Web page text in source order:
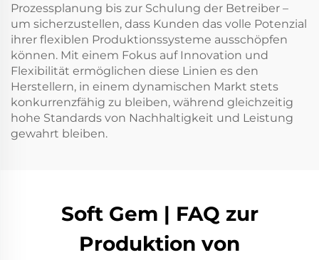
Prozessplanung bis zur Schulung der Betreiber –
um sicherzustellen, dass Kunden das volle Potenzial
ihrer flexiblen Produktionssysteme ausschöpfen
können. Mit einem Fokus auf Innovation und
Flexibilität ermöglichen diese Linien es den
Herstellern, in einem dynamischen Markt stets
konkurrenzfähig zu bleiben, während gleichzeitig
hohe Standards von Nachhaltigkeit und Leistung
gewahrt bleiben.
Soft Gem | FAQ zur
Produktion von